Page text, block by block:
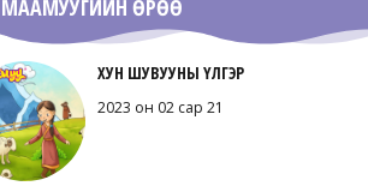
МААМУУГИЙН ӨРӨӨ
ХУН ШУВУУНЫ ҮЛГЭР
2023 он 02 сар 21